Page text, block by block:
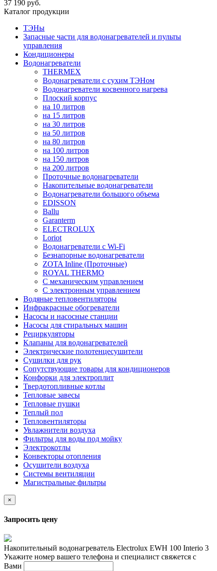
37 190 руб.
Каталог продукции
ТЭНы
Запасные части для водонагревателей и пульты
управления
Кондиционеры
Водонагреватели
THERMEX
Водонагреватели с сухим ТЭНом
Водонагреватели косвенного нагрева
Плоский корпус
на 10 литров
на 15 литров
на 30 литров
на 50 литров
на 80 литров
на 100 литров
на 150 литров
на 200 литров
Проточные водонагреватели
Накопительные водонагреватели
Водонагреватели большого объема
EDISSON
Ballu
Garanterm
ELECTROLUX
Loriot
Водонагреватели с Wi-Fi
Безнапорные водонагреватели
ZOTA Inline (Проточные)
ROYAL THERMO
С механическим управлением
С электронным управлением
Водяные тепловентиляторы
Инфракрасные обогреватели
Насосы и насосные станции
Насосы для стиральных машин
Рециркуляторы
Клапаны для водонагревателей
Электрические полотенцесушители
Сушилки для рук
Сопутствующие товары для кондиционеров
Конфорки для электроплит
Твердотопливные котлы
Тепловые завесы
Тепловые пушки
Теплый пол
Тепловентиляторы
Увлажнители воздуха
Фильтры для воды под мойку
Электрокотлы
Конвекторы отопления
Осушители воздуха
Системы вентиляции
Магистральные фильтры
×
Запросить цену
Накопительный водонагреватель Electrolux EWH 100 Interio 3
Укажите номер вашего телефона и специалист свяжется с
Вами